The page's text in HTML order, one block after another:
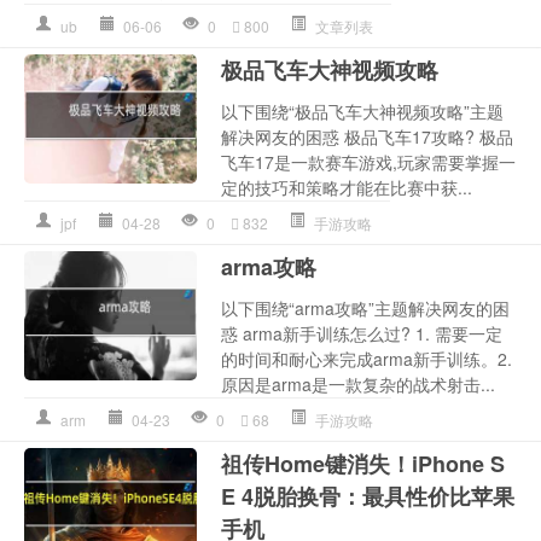
ub 06-06 0 800 文章列表
极品飞车大神视频攻略
以下围绕“极品飞车大神视频攻略”主题
解决网友的困惑 极品飞车17攻略? 极品
飞车17是一款赛车游戏,玩家需要掌握一
定的技巧和策略才能在比赛中获...
jpf 04-28 0 832 手游攻略
arma攻略
以下围绕“arma攻略”主题解决网友的困
惑 arma新手训练怎么过? 1. 需要一定
的时间和耐心来完成arma新手训练。2.
原因是arma是一款复杂的战术射击...
arm 04-23 0 68 手游攻略
祖传Home键消失！iPhone S
E 4脱胎换骨：最具性价比苹果
手机